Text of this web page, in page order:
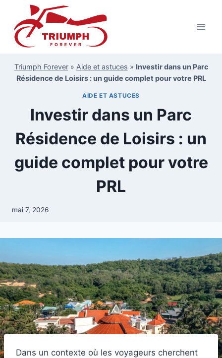
contenu
Triumph Forever» Aide et astuces » Investir dans un Parc
Résidence de Loisirs : un guide complet pour votre PRL
AIDE ET ASTUCES
Investir dans un Parc
Résidence de Loisirs : un
guide complet pour votre
PRL
mai 7, 2026
Dans un contexte où les voyageurs cherchent